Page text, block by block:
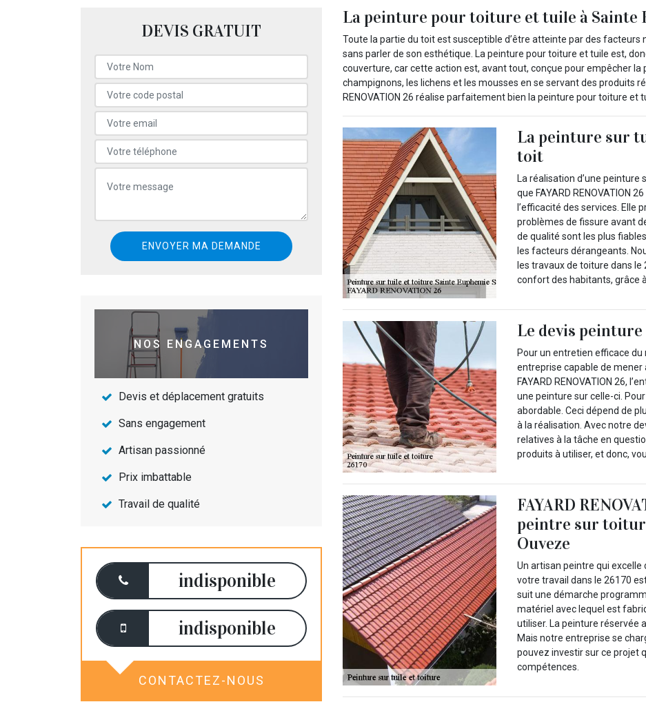
DEVIS GRATUIT
NOS ENGAGEMENTS
Devis et déplacement gratuits
Sans engagement
Artisan passionné
Prix imbattable
Travail de qualité
indisponible
indisponible
CONTACTEZ-NOUS
La peinture pour toiture et tuile à Sainte
Toute la partie du toit est susceptible d’être atteinte par des facteurs
sans parler de son esthétique. La peinture pour toiture et tuile est,
couverture, car cette action est, avant tout, conçue pour empêcher
champignons, les lichens et les mousses en se servant des produits
RENOVATION 26 réalise parfaitement bien la peinture pour toiture et
La peinture sur
toit
La réalisation d’une
que FAYARD RENOVATION
l’efficacité des services. Elle
problèmes de fissure avant
de qualité sont les plus
les facteurs dérangeants.
les travaux de toiture dans
confort des habitants, grâce
Le devis
Pour un entretien efficace
entreprise capable de mener
FAYARD RENOVATION 26,
une peinture sur celle-ci.
abordable. Ceci dépend de
à la réalisation. Avec notre
relatives à la tâche en
produits à utiliser, et donc,
FAYARD
peintre sur
Ouveze
Un artisan peintre qui
votre travail dans le 26170 est
suit une démarche
matériel avec lequel est
utiliser. La peinture réservée
Mais notre entreprise se
pouvez investir sur ce projet
compétences.